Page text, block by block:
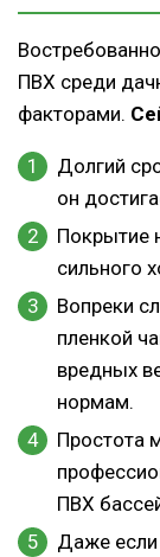
ПВХ среди
факторами.
Долгий
он
Покрытие
сильного
Вопреки
пленкой
вредных
нормам.
Простота
ПВХ
Даже если